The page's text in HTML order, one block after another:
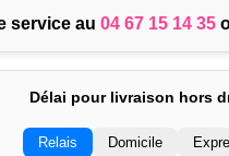
service au 04 67 15 14 35
Délai pour livraison hors
Relais Domicile